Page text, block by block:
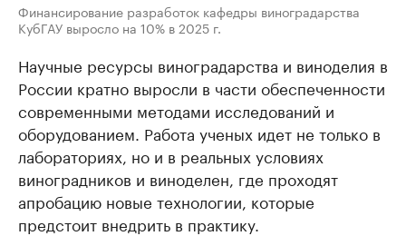
Финансирование разработок кафедры виноградарства
КубГАУ выросло на 10% в 2025 г.
Научные ресурсы виноградарства и виноделия в
России кратно выросли в части обеспеченности
современными методами исследований и
оборудованием. Работа ученых идет не только в
лабораториях, но и в реальных условиях
виноградников и виноделен, где проходят
апробацию новые технологии, которые
предстоит внедрить в практику.